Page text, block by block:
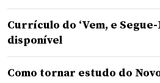
Currículo do ‘Vem, e Segue-
disponível
Como tornar estudo do